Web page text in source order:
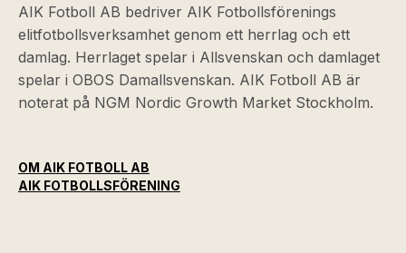
AIK Fotboll AB bedriver AIK Fotbollsförenings
elitfotbollsverksamhet genom ett herrlag och ett
damlag. Herrlaget spelar i Allsvenskan och damlaget
spelar i OBOS Damallsvenskan. AIK Fotboll AB är
noterat på NGM Nordic Growth Market Stockholm.
OM AIK FOTBOLL AB
AIK FOTBOLLSFÖRENING